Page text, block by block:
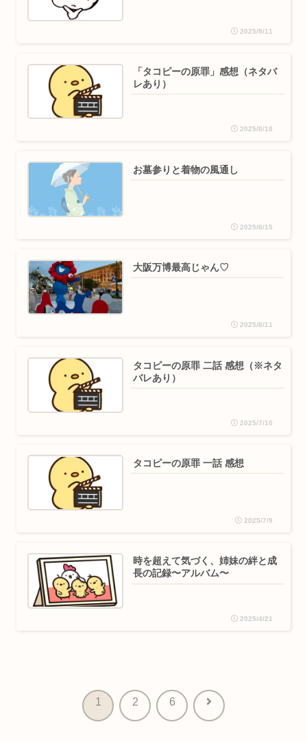
2025/9/11
「タコピーの原罪」感想（ネタバ
レあり）
2025/8/18
お墓参りと着物の風通し
2025/8/15
大阪万博最高じゃん♡
2025/8/11
タコピーの原罪 二話 感想（※ネタ
バレあり）
2025/7/10
タコピーの原罪 一話 感想
2025/7/9
時を超えて気づく、姉妹の絆と成
長の記録〜アルバム〜
2025/4/21
1 2 6
次
へ